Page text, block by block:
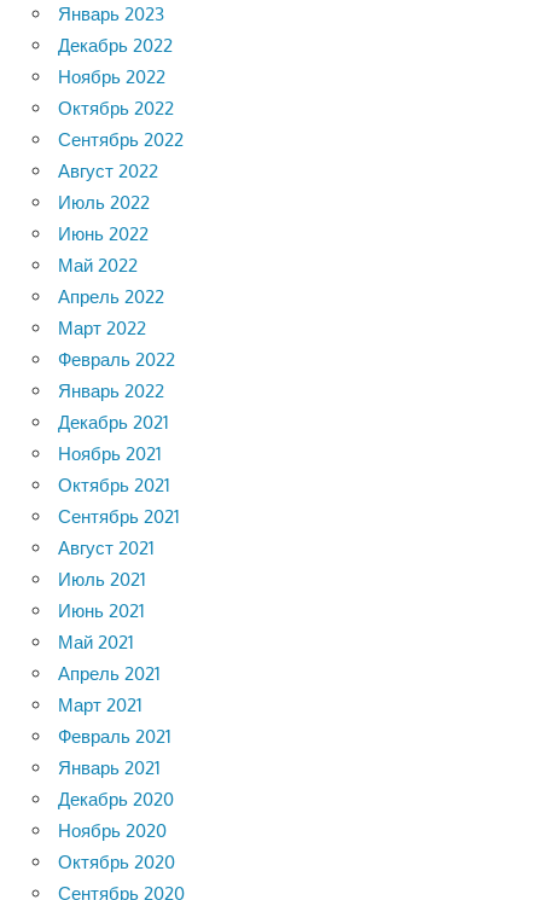
Январь 2023
Декабрь 2022
Ноябрь 2022
Октябрь 2022
Сентябрь 2022
Август 2022
Июль 2022
Июнь 2022
Май 2022
Апрель 2022
Март 2022
Февраль 2022
Январь 2022
Декабрь 2021
Ноябрь 2021
Октябрь 2021
Сентябрь 2021
Август 2021
Июль 2021
Июнь 2021
Май 2021
Апрель 2021
Март 2021
Февраль 2021
Январь 2021
Декабрь 2020
Ноябрь 2020
Октябрь 2020
Сентябрь 2020